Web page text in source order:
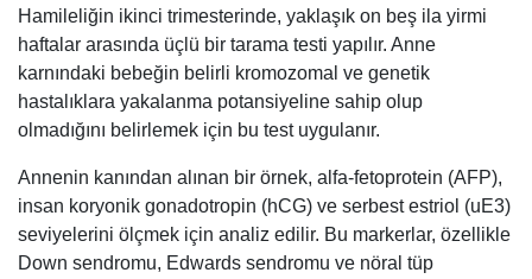
Hamileliğin ikinci trimesterinde, yaklaşık on beş ila yirmi
haftalar arasında üçlü bir tarama testi yapılır. Anne
karnındaki bebeğin belirli kromozomal ve genetik
hastalıklara yakalanma potansiyeline sahip olup
olmadığını belirlemek için bu test uygulanır.
Annenin kanından alınan bir örnek, alfa-fetoprotein (AFP),
insan koryonik gonadotropin (hCG) ve serbest estriol (uE3)
seviyelerini ölçmek için analiz edilir. Bu markerlar, özellikle
Down sendromu, Edwards sendromu ve nöral tüp